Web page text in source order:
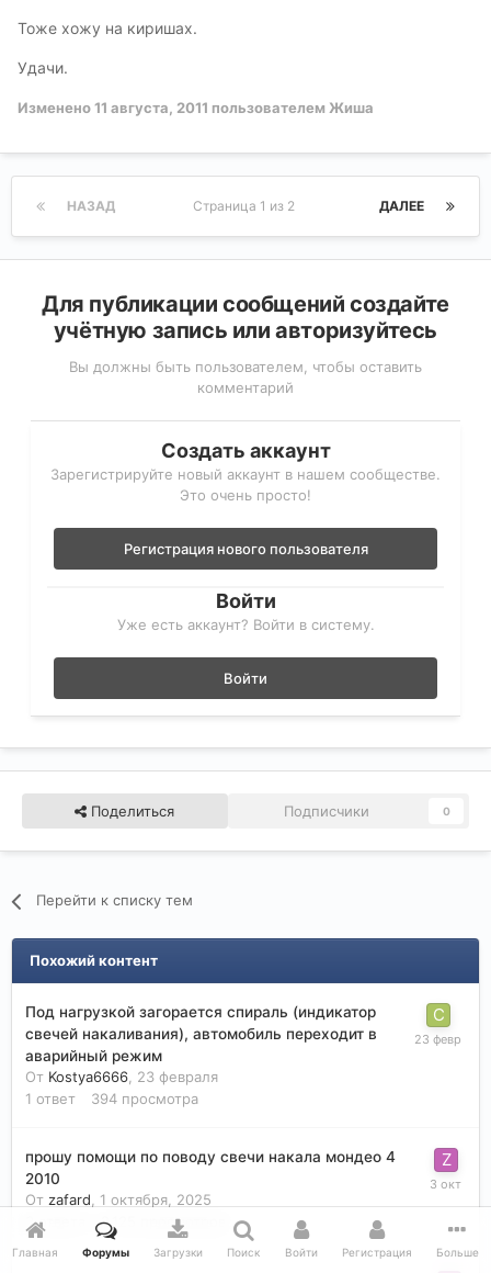
Тоже хожу на киришах.
Удачи.
Изменено11 августа, 2011 пользователем Жиша
НАЗАД ДАЛЕЕ
Страница 1 из 2
Для публикации сообщений создайте
учётную запись или авторизуйтесь
Вы должны быть пользователем, чтобы оставить
комментарий
Создать аккаунт
Зарегистрируйте новый аккаунт в нашем сообществе.
Это очень просто!
Регистрация нового пользователя
Войти
Уже есть аккаунт? Войти в систему.
Войти
Поделиться Подписчики 0
Перейти к списку тем
Похожий контент
Под нагрузкой загорается спираль (индикатор
свечей накаливания), автомобиль переходит в
аварийный режим
От Kostya6666, 23 февраля
1 ответ 394 просмотра
прошу помощи по поводу свечи накала мондео 4
2010
От zafard, 1 октября, 2025
3 ответа 2 125 просмотров
Главная Форумы Загрузки Поиск Войти Регистрация Больше